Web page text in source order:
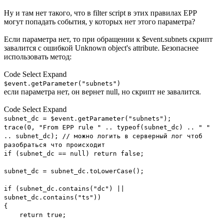
Ну и там нет такого, что в filter script в этих правилах EPP
могут попадать события, у которых нет этого параметра?
Eсли параметра нет, то при обращении к $event.subnets скрипт
завалится с ошибкой Unknown object's attribute. Безопаснее
использовать метод:
Code Select Expand
$event.getParameter("subnets")
если параметра нет, он вернет null, но скрипт не завалится.
Code Select Expand
subnet_dc = $event.getParameter("subnets");
trace(0, "From EPP rule " .. typeof(subnet_dc) .. " "
.. subnet_dc); // можно логить в серверный лог чтоб
разобраться что происходит
if (subnet_dc == null) return false;
subnet_dc = subnet_dc.toLowerCase();
if (subnet_dc.contains("dc") ||
subnet_dc.contains("ts"))
{
return true;